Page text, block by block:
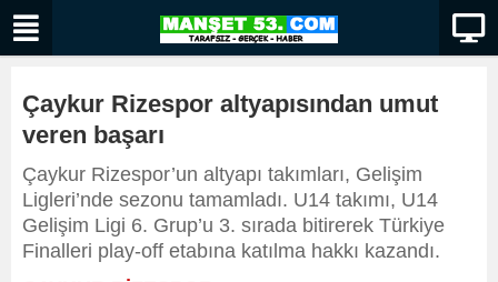
Çaykur Rizespor altyapısından umut
veren başarı
Çaykur Rizespor’un altyapı takımları, Gelişim
Ligleri’nde sezonu tamamladı. U14 takımı, U14
Gelişim Ligi 6. Grup’u 3. sırada bitirerek Türkiye
Finalleri play-off etabına katılma hakkı kazandı.